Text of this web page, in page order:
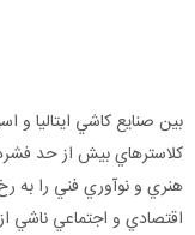
بين صنايع کاشي ايتاليا و
کلاسترهاي بيش از حد
هنري و نوآوري فني را به
اقتصادي و اجتماعي ناشي